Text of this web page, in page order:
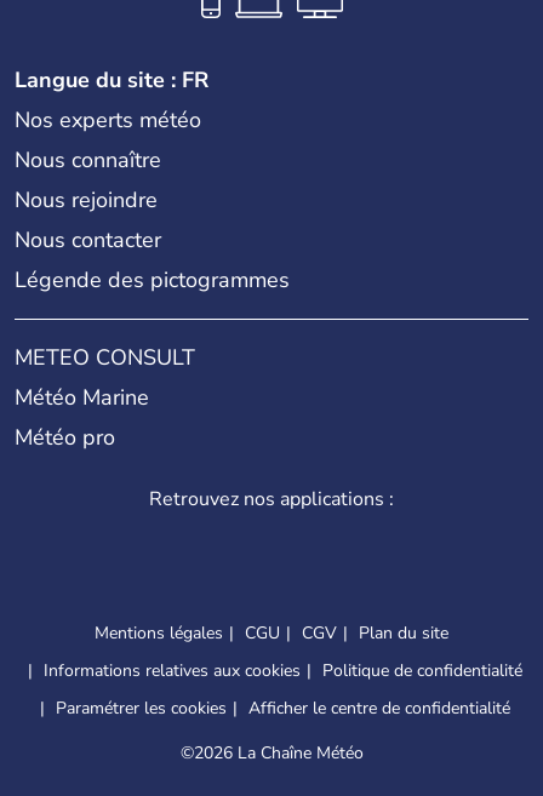
Langue du site : FR
Nos experts météo
Nous connaître
Nous rejoindre
Nous contacter
Légende des pictogrammes
METEO CONSULT
Météo Marine
Météo pro
Retrouvez nos applications :
Mentions légales CGU CGV
Plan du site
Informations relatives aux cookies
Politique de confidentialité
Paramétrer les cookies
Afficher le centre de confidentialité
©2026 La Chaîne Météo